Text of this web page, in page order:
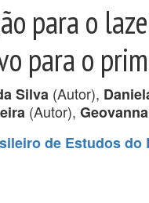
para o
para o
Silva (Autor),
(Autor),
de Estudos do